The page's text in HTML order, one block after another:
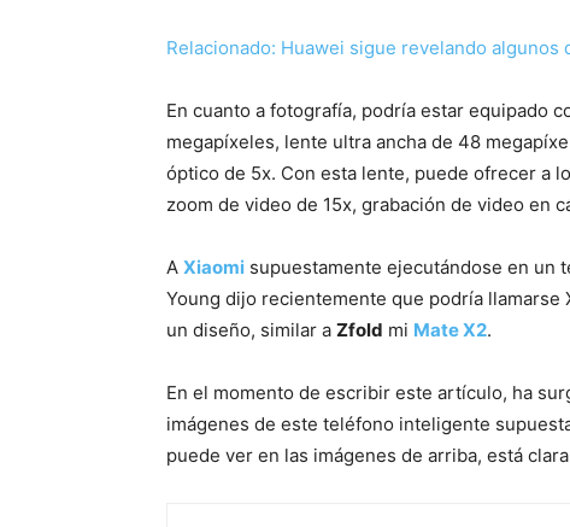
Relacionado: Huawei sigue revelando algunos
En cuanto a fotografía, podría estar equipado
megapíxeles, lente ultra ancha de 48
óptico de 5x. Con esta lente, puede ofrecer a
zoom de video de 15x, grabación de video en
A Xiaomi supuestamente ejecutándose en un
Young dijo recientemente que podría llamarse
un diseño, similar a Zfold mi Mate X2.
En el momento de escribir este artículo, ha
imágenes de este teléfono inteligente
puede ver en las imágenes de arriba, está